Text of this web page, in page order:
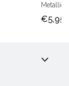
Metallic
€5,95